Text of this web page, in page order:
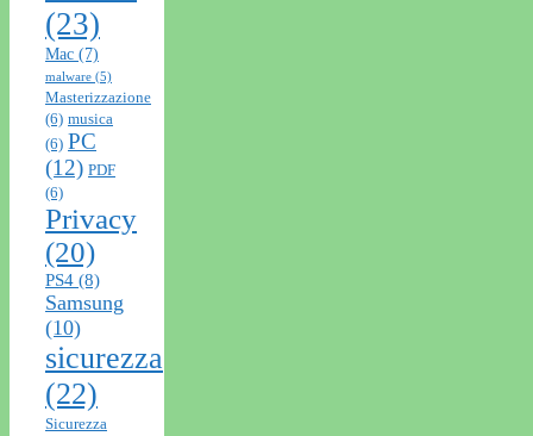
(23)
Mac (7)
malware (5)
Masterizzazione
(6) musica
(6) PC
(12) PDF
(6)
Privacy
(20)
PS4 (8)
Samsung
(10)
sicurezza
(22)
Sicurezza